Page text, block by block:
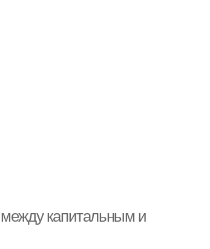
между капитальным и